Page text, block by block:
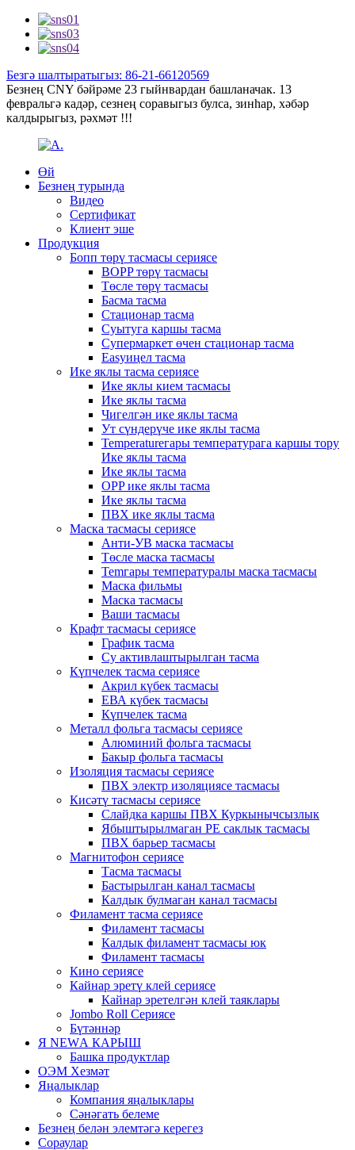
Безгә шалтыратыгыз: 86-21-66120569
Безнең CNY бәйрәме 23 гыйнвардан башланачак. 13
февральгә кадәр, сезнең соравыгыз булса, зинһар, хәбәр
калдырыгыз, рәхмәт !!!
Өй
Безнең турында
Видео
Сертификат
Клиент эше
Продукция
Бопп төрү тасмасы сериясе
BOPP төрү тасмасы
Төсле төрү тасмасы
Басма тасма
Стационар тасма
Суытуга каршы тасма
Супермаркет өчен стационар тасма
Easyиңел тасма
Ике яклы тасма сериясе
Ике яклы кием тасмасы
Ике яклы тасма
Чигелгән ике яклы тасма
Ут сүндерүче ике яклы тасма
Temperatureгары температурага каршы тору
Ике яклы тасма
Ике яклы тасма
OPP ике яклы тасма
Ике яклы тасма
ПВХ ике яклы тасма
Маска тасмасы сериясе
Анти-УВ маска тасмасы
Төсле маска тасмасы
Temгары температуралы маска тасмасы
Маска фильмы
Маска тасмасы
Ваши тасмасы
Крафт тасмасы сериясе
График тасма
Су активлаштырылган тасма
Күпчелек тасма сериясе
Акрил күбек тасмасы
ЕВА күбек тасмасы
Күпчелек тасма
Металл фольга тасмасы сериясе
Алюминий фольга тасмасы
Бакыр фольга тасмасы
Изоляция тасмасы сериясе
ПВХ электр изоляциясе тасмасы
Кисәтү тасмасы сериясе
Слайдка каршы ПВХ Куркынычсызлык
Ябыштырылмаган PE саклык тасмасы
ПВХ барьер тасмасы
Магнитофон сериясе
Тасма тасмасы
Бастырылган канал тасмасы
Калдык булмаган канал тасмасы
Филамент тасма сериясе
Филамент тасмасы
Калдык филамент тасмасы юк
Филамент тасмасы
Кино сериясе
Кайнар эретү клей сериясе
Кайнар эретелгән клей таяклары
Jombo Roll Сериясе
Бүтәннәр
Я NEWА КАРЫШ
Башка продуктлар
ОЭМ Хезмәт
Яңалыклар
Компания яңалыклары
Сәнәгать белеме
Безнең белән элемтәгә керегез
Сораулар